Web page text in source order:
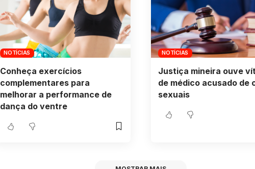
NOTÍCIAS
Conheça exercícios
complementares para
melhorar a performance de
dança do ventre
NOTÍCIAS
Justiça mineira ouve
de médico acusado de
sexuais